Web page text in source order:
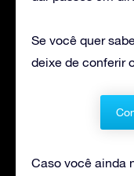
Se você quer
deixe de conferir
Caso você ainda